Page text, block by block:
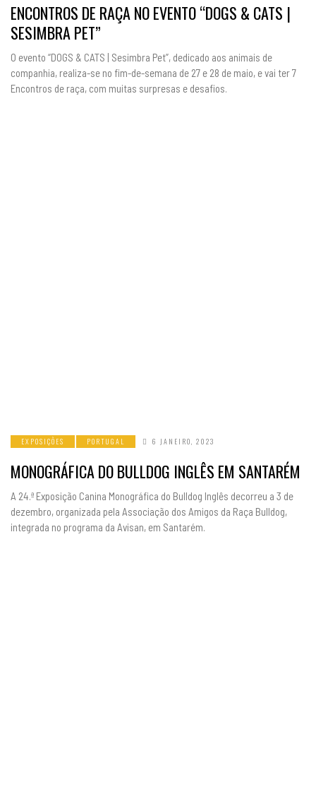
ENCONTROS DE RAÇA NO EVENTO “DOGS & CATS |
SESIMBRA PET”
O evento “DOGS & CATS | Sesimbra Pet”, dedicado aos animais de
companhia, realiza-se no fim-de-semana de 27 e 28 de maio, e vai ter 7
Encontros de raça, com muitas surpresas e desafios.
EXPOSIÇÕES PORTUGAL 6 JANEIRO, 2023
MONOGRÁFICA DO BULLDOG INGLÊS EM SANTARÉM
A 24.ª Exposição Canina Monográfica do Bulldog Inglês decorreu a 3 de
dezembro, organizada pela Associação dos Amigos da Raça Bulldog,
integrada no programa da Avisan, em Santarém.